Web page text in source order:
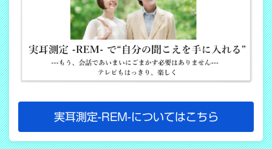
実耳測定-REM-についてはこちら